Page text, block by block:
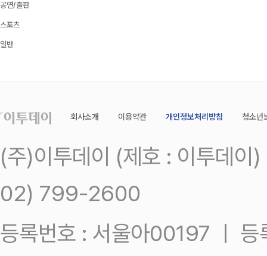
공연/출판
스포츠
일반
회사소개 이용약관 개인정보처리방침 청소년
(주)이투데이 (제호 : 이투데
02) 799-2600
등록번호 : 서울아00197 ㅣ